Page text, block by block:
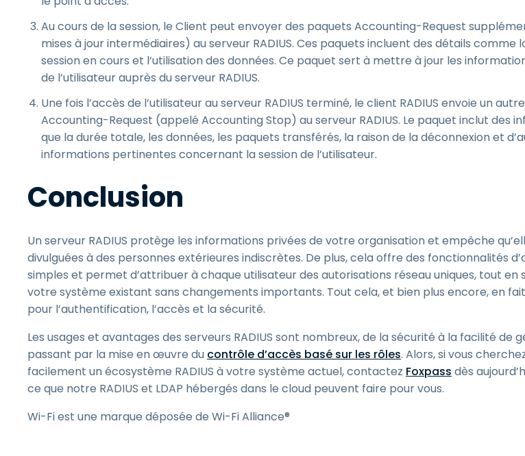
Au cours de la session, le Client peut envoyer des paquets Accounting-Request
mises à jour intermédiaires) au serveur RADIUS. Ces paquets incluent des détails comme
session en cours et l’utilisation des données. Ce paquet sert à mettre à jour les
de l’utilisateur auprès du serveur RADIUS.
Une fois l’accès de l’utilisateur au serveur RADIUS terminé, le client RADIUS envoie un
Accounting-Request (appelé Accounting Stop) au serveur RADIUS. Le paquet inclut des
que la durée totale, les données, les paquets transférés, la raison de la déconnexion et
informations pertinentes concernant la session de l’utilisateur.
Conclusion
Un serveur RADIUS protège les informations privées de votre organisation et empêche
divulguées à des personnes extérieures indiscrètes. De plus, cela offre des fonctionnalités
simples et permet d’attribuer à chaque utilisateur des autorisations réseau uniques, tout en
votre système existant sans changements importants. Tout cela, et bien plus encore, en
pour l’authentification, l’accès et la sécurité.
Les usages et avantages des serveurs RADIUS sont nombreux, de la sécurité à la facilité de
passant par la mise en œuvre du contrôle d’accès basé sur les rôles. Alors, si vous
facilement un écosystème RADIUS à votre système actuel, contactez Foxpass dès
ce que notre RADIUS et LDAP hébergés dans le cloud peuvent faire pour vous.
Wi-Fi est une marque déposée de Wi-Fi Alliance®